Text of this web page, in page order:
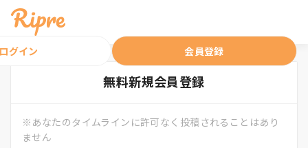
グイン 会員登録
無料新規会員登録
※あなたのタイムラインに許可なく投稿されることはあり
ません